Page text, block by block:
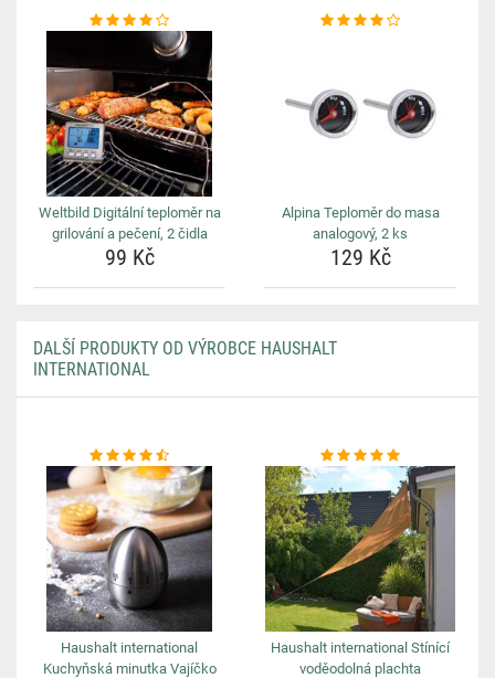
Weltbild Digitální teploměr na
grilování a pečení, 2 čidla
99 Kč
Alpina Teploměr do masa
analogový, 2 ks
129 Kč
DALŠÍ PRODUKTY OD VÝROBCE HAUSHALT
INTERNATIONAL
Haushalt international
Kuchyňská minutka Vajíčko
Haushalt international Stínící
voděodolná plachta